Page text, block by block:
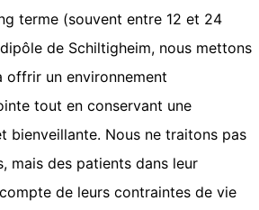
terme (souvent entre 12 et 24
de Schiltigheim, nous mettons
offrir un environnement
tout en conservant une
bienveillante. Nous ne traitons pas
mais des patients dans leur
de leurs contraintes de vie